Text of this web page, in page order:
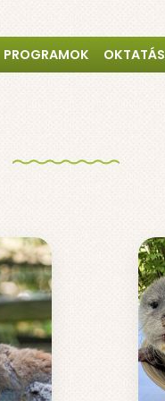
PROGRAMOK OKTATÁS